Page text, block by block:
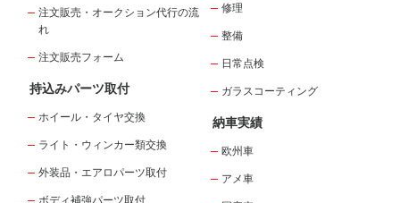
注文販売・オークション代行の流
れ
注文販売フォーム
持込みパーツ取付
ホイール・タイヤ交換
ライト・ウィンカー類交換
外装品・エアロパーツ取付
ボディ補強パーツ取付
修理
整備
日常点検
ガラスコーティング
納車実績
欧州車
アメ車